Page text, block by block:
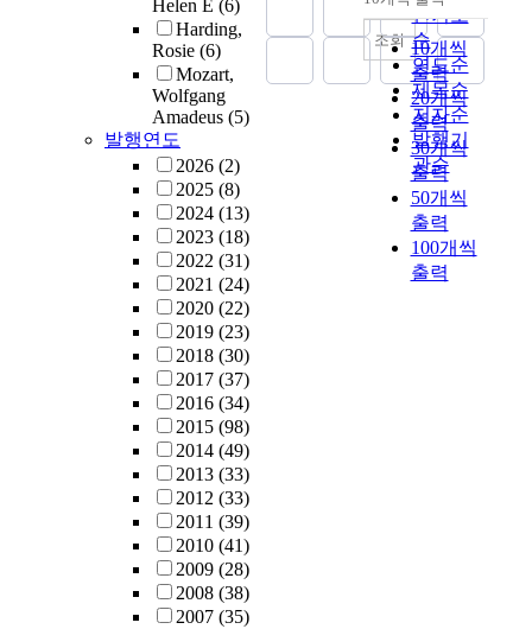
Helen E (6)
Harding,
Rosie (6)
Mozart,
Wolfgang
Amadeus (5)
발행연도
2026 (2)
2025 (8)
2024 (13)
2023 (18)
2022 (31)
2021 (24)
2020 (22)
2019 (23)
2018 (30)
2017 (37)
2016 (34)
2015 (98)
2014 (49)
2013 (33)
2012 (33)
2011 (39)
2010 (41)
2009 (28)
2008 (38)
2007 (35)
인기도
순
연도순
제목순
저자순
발행기
관순
내림차순
10개씩
출력
20개씩
출력
30개씩
출력
50개씩
출력
100개씩
출력
조회